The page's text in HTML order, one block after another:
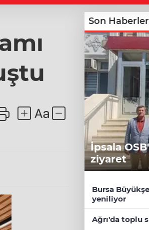
Son Haberler
İpsala
ziyaret
Bursa
yeniliyor
Ağrı'da toplu